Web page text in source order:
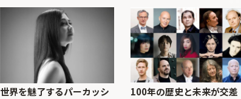
世界を魅了するパーカッシ
100年の歴史と未来が交差